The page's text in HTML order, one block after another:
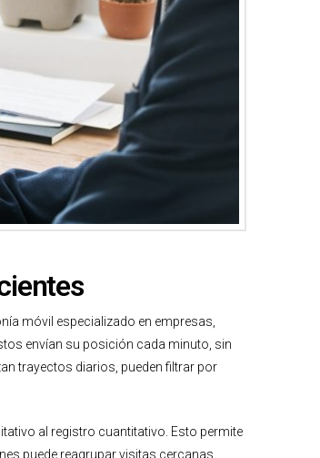
móvil especializado en empresas,
envían su posición cada minuto, sin
trayectos diarios, pueden filtrar por
al registro cuantitativo. Esto permite
puede reagrupar visitas cercanas,